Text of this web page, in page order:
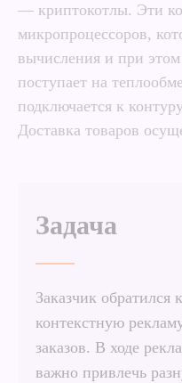
— криптокотлы. Эти
микропроцессоров,
вычисления и при
поступает на
подключается к
Доставка товаров
Задача
Заказчик обратился
контекстную
заказов. В ходе
важно привлечь